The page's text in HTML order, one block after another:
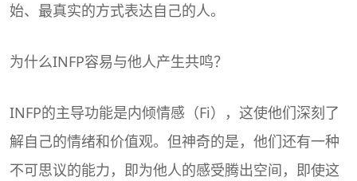
始、最真实的方式表达自己的人。
为什么INFP容易与他人产生共鸣？
INFP的主导功能是内倾情感（Fi），这使他们深刻了
解自己的情绪和价值观。但神奇的是，他们还有一种
不可思议的能力，即为他人的感受腾出空间，即使这